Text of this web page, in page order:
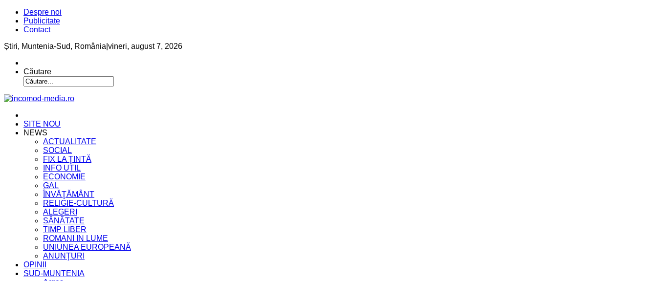
Despre noi
Publicitate
Contact
Știri, Muntenia-Sud, România vineri, august 7, 2026
Căutare
SITE NOU
NEWS
ACTUALITATE
SOCIAL
FIX LA ŢINTĂ
INFO UTIL
ECONOMIE
GAL
ÎNVĂŢĂMÂNT
RELIGIE-CULTURĂ
ALEGERI
SĂNĂTATE
TIMP LIBER
ROMANI IN LUME
UNIUNEA EUROPEANĂ
ANUNŢURI
OPINII
SUD-MUNTENIA